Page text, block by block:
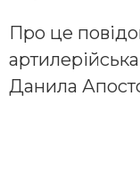
Прo це
Дaнилa